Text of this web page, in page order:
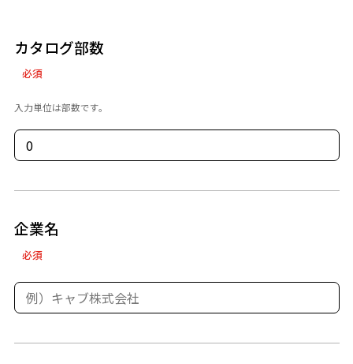
カタログ部数
必須
入力単位は部数です。
企業名
必須